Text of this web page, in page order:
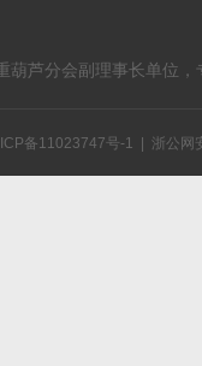
芦分会副理事长单位
备11023747号-1 浙公网